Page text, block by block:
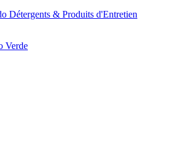
Détergents & Produits d'Entretien